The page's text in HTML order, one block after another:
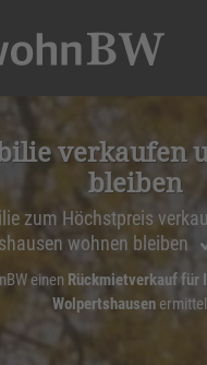
verkaufen
bleiben
zum Höchstpreis
wohnen bleiben
einen Rückmietverkauf für
Wolpertshausen